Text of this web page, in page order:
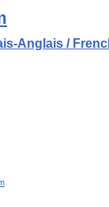
Anglais /